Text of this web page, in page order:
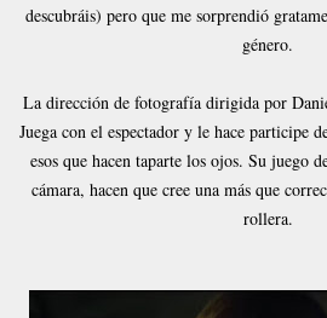
descubráis) pero que me sorprendió
género.
La dirección de fotografía dirigida por
Juega con el espectador y le hace participe
esos que hacen taparte los ojos. Su juego
cámara, hacen que cree una más que
rollera.